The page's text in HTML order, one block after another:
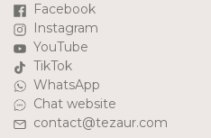
Facebook
Instagram
YouTube
TikTok
WhatsApp
Chat website
contact@tezaur.com